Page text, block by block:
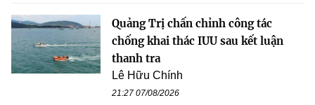
Quảng Trị chấn chỉnh công tác
chống khai thác IUU sau kết luận
thanh tra
Lê Hữu Chính
21:27 07/08/2026